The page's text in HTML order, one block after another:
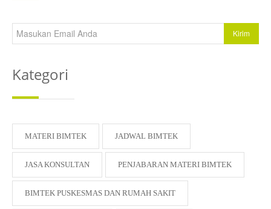
Kategori
MATERI BIMTEK JADWAL BIMTEK
JASA KONSULTAN PENJABARAN MATERI BIMTEK
BIMTEK PUSKESMAS DAN RUMAH SAKIT